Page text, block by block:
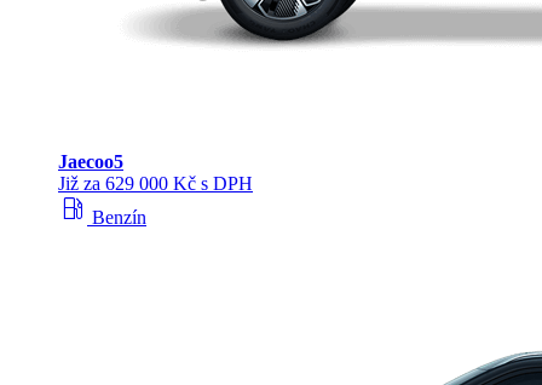
Jaecoo5
Již za 629 000 Kč s DPH
local_gas_station Benzín